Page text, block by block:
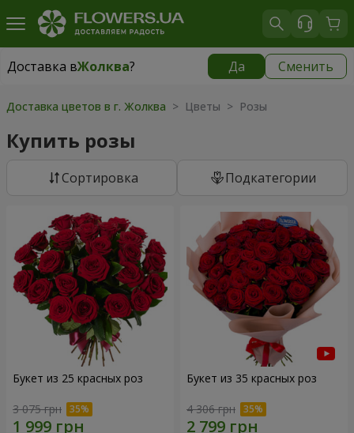
Доставка вЖолква? Да Сменить
Доставка вЖолква|
Доставка цветов в г. Жолква > Цветы > Розы
Купить розы
Cортировка Подкатегории
Букет из 25 красных роз
3 075 грн
Букет из 35 красных роз
4 306 грн